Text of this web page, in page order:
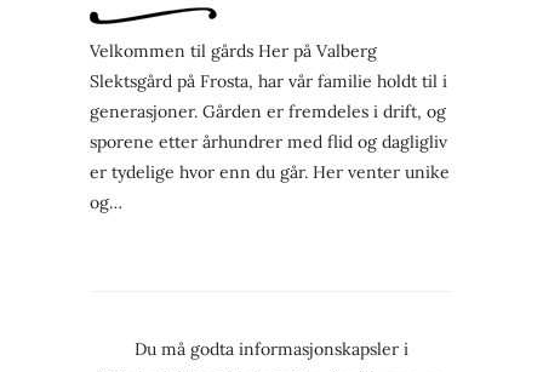
Velkommen til gårds Her på Valberg
Slektsgård på Frosta, har vår familie holdt til i
generasjoner. Gården er fremdeles i drift, og
sporene etter århundrer med flid og dagligliv
er tydelige hvor enn du går. Her venter unike
og…
Du må godta informasjonskapsler i